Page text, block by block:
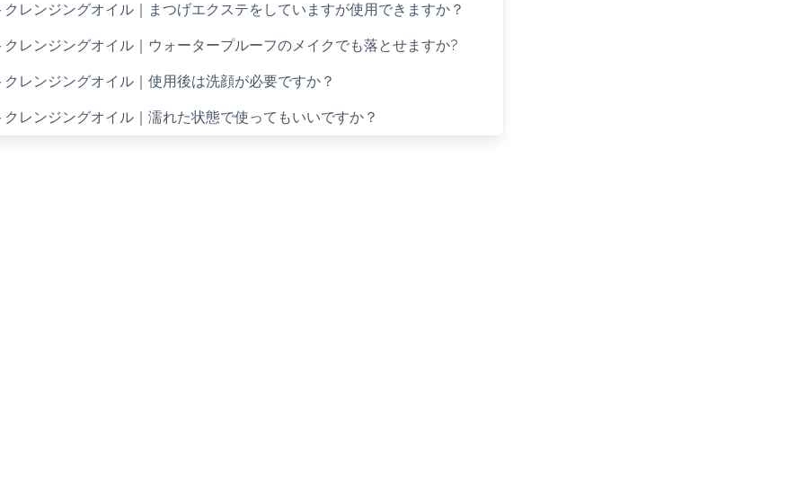
レンジングオイル｜まつげエクステをしていますが使用できますか？
クレンジングオイル｜ウォータープルーフのメイクでも落とせますか?
レンジングオイル｜使用後は洗顔が必要ですか？
レンジングオイル｜濡れた状態で使ってもいいですか？